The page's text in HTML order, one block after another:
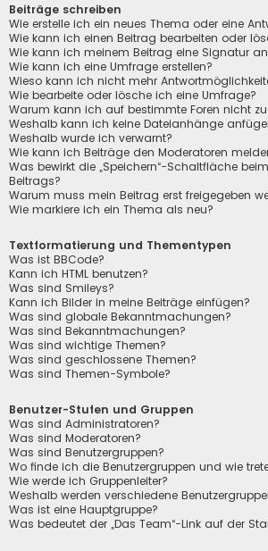
Beiträge schreiben
Wie erstelle ich ein neues Thema oder eine
Wie kann ich einen Beitrag bearbeiten oder
Wie kann ich meinem Beitrag eine Signatur
Wie kann ich eine Umfrage erstellen?
Wieso kann ich nicht mehr
Wie bearbeite oder lösche ich eine Umfrage?
Warum kann ich auf bestimmte Foren nicht
Weshalb kann ich keine Dateianhänge
Weshalb wurde ich verwarnt?
Wie kann ich Beiträge den Moderatoren
Was bewirkt die „Speichern“-Schaltfläche
Beitrags?
Warum muss mein Beitrag erst freigegeben
Wie markiere ich ein Thema als neu?
Textformatierung und Thementypen
Was ist BBCode?
Kann ich HTML benutzen?
Was sind Smileys?
Kann ich Bilder in meine Beiträge einfügen?
Was sind globale Bekanntmachungen?
Was sind Bekanntmachungen?
Was sind wichtige Themen?
Was sind geschlossene Themen?
Was sind Themen-Symbole?
Benutzer-Stufen und Gruppen
Was sind Administratoren?
Was sind Moderatoren?
Was sind Benutzergruppen?
Wo finde ich die Benutzergruppen und wie
Wie werde ich Gruppenleiter?
Weshalb werden verschiedene
Was ist eine Hauptgruppe?
Was bedeutet der „Das Team“-Link auf der